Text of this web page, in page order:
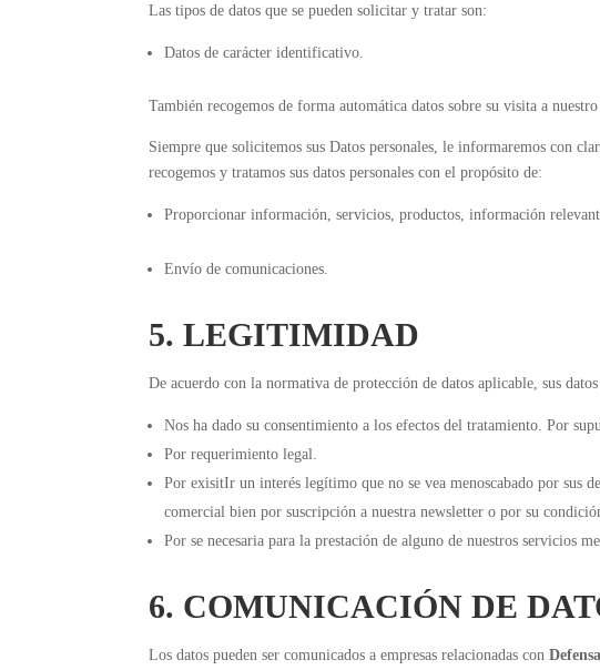
Las tipos de datos que se pueden solicitar y tratar son:
Datos de carácter identificativo.
También recogemos de forma automática datos sobre su visita a
Siempre que solicitemos sus Datos personales, le informaremos con
recogemos y tratamos sus datos personales con el propósito de:
Proporcionar información, servicios, productos, información
Envío de comunicaciones.
5. LEGITIMIDAD
De acuerdo con la normativa de protección de datos aplicable, sus
Nos ha dado su consentimiento a los efectos del tratamiento. Por
Por requerimiento legal.
Por exisitIr un interés legítimo que no se vea menoscabado por sus
comercial bien por suscripción a nuestra newsletter o por su
Por se necesaria para la prestación de alguno de nuestros servicios
6. COMUNICACIÓN DE
Los datos pueden ser comunicados a empresas relacionadas conDefensa